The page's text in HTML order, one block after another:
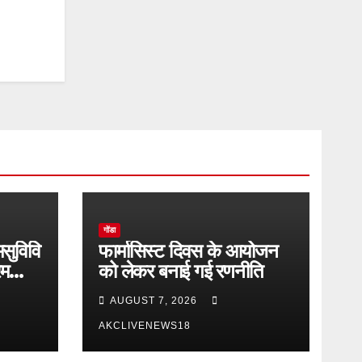
गोंडा
फार्मासिस्ट दिवस के आयोजन
को लेकर बनाई गई रणनीति
AUGUST 7, 2026
AKCLIVENEWS18